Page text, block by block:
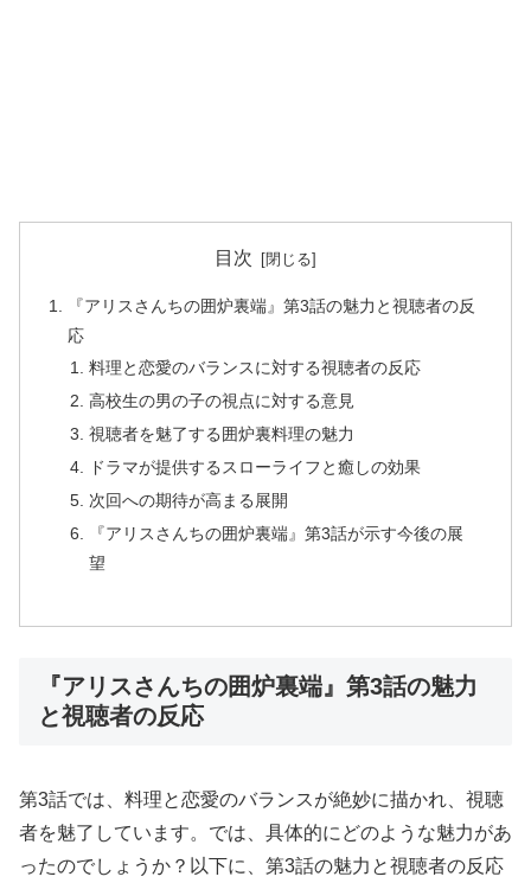
目次
『アリスさんちの囲炉裏端』第3話の魅力と視聴者の反
応
料理と恋愛のバランスに対する視聴者の反応
高校生の男の子の視点に対する意見
視聴者を魅了する囲炉裏料理の魅力
ドラマが提供するスローライフと癒しの効果
次回への期待が高まる展開
『アリスさんちの囲炉裏端』第3話が示す今後の展
望
『アリスさんちの囲炉裏端』第3話の魅力
と視聴者の反応
第3話では、料理と恋愛のバランスが絶妙に描かれ、視聴
者を魅了しています。では、具体的にどのような魅力があ
ったのでしょうか？以下に、第3話の魅力と視聴者の反応